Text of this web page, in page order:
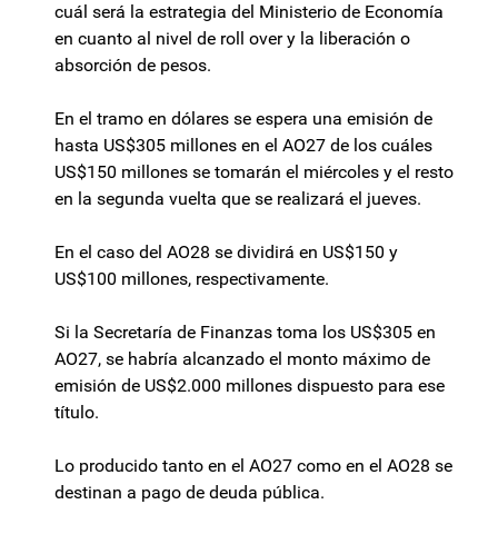
cuál será la estrategia del Ministerio de Economía
en cuanto al nivel de roll over y la liberación o
absorción de pesos.
En el tramo en dólares se espera una emisión de
hasta US$305 millones en el AO27 de los cuáles
US$150 millones se tomarán el miércoles y el resto
en la segunda vuelta que se realizará el jueves.
En el caso del AO28 se dividirá en US$150 y
US$100 millones, respectivamente.
Si la Secretaría de Finanzas toma los US$305 en
AO27, se habría alcanzado el monto máximo de
emisión de US$2.000 millones dispuesto para ese
título.
Lo producido tanto en el AO27 como en el AO28 se
destinan a pago de deuda pública.